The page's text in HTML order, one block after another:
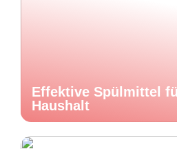
Effektive Spülmittel
Haushalt